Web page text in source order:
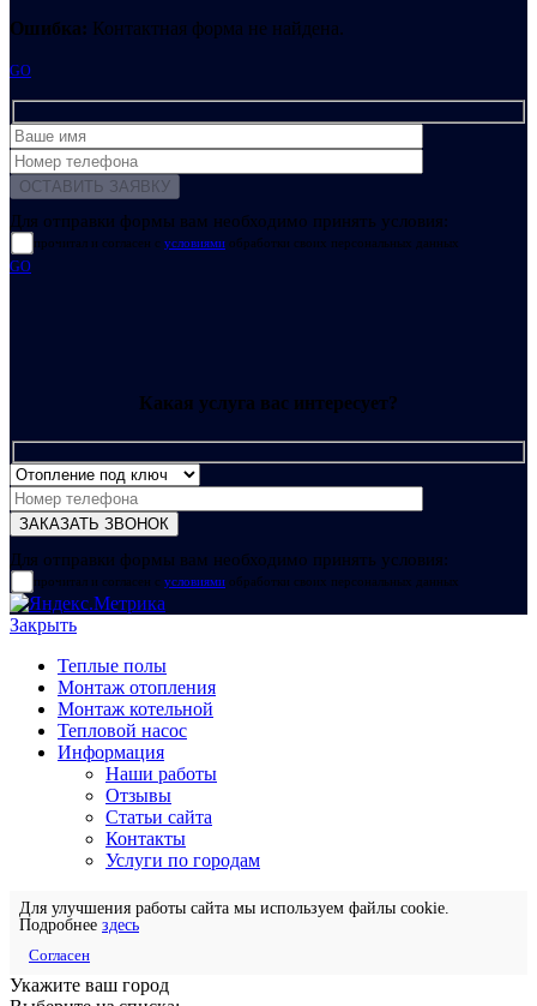
Ошибка: Контактная форма не найдена.
GO
Для отправки формы вам необходимо принять условия:
прочитал и согласен с условиями обработки своих персональных данных
GO
Какая услуга вас интересует?
Для отправки формы вам необходимо принять условия:
прочитал и согласен с условиями обработки своих персональных данных
Закрыть
Теплые полы
Монтаж отопления
Монтаж котельной
Тепловой насос
Информация
Наши работы
Отзывы
Статьи сайта
Контакты
Услуги по городам
Для улучшения работы сайта мы используем файлы cookie.
Подробнее здесь
Согласен
Укажите ваш город